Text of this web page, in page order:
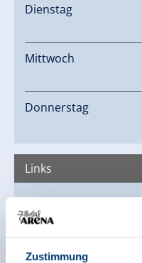
Zustimmung
Dienstag
Mittwoch
Donnerstag
Links
Homepage